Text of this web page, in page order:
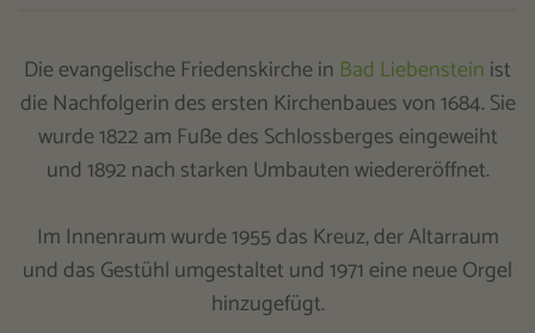
Die evangelische Friedenskirche in Bad Liebenstein ist
die Nachfolgerin des ersten Kirchenbaues von 1684. Sie
wurde 1822 am Fuße des Schlossberges eingeweiht
und 1892 nach starken Umbauten wiedereröffnet.
Im Innenraum wurde 1955 das Kreuz, der Altarraum
und das Gestühl umgestaltet und 1971 eine neue Orgel
hinzugefügt.